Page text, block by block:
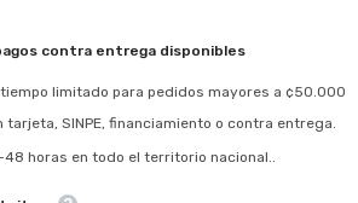
contra entrega disponibles
tiempo limitado para pedidos mayores a ¢50.000
tarjeta, SINPE, financiamiento o contra entrega.
horas en todo el territorio nacional..